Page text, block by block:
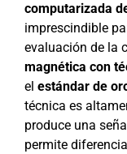
computarizada
imprescindible
evaluación de la
magnética con
el estándar de
técnica es
produce una
permite